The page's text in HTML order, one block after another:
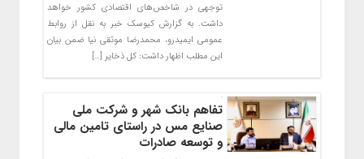
توجهی در شاخص‌های اقتصادی کشور خواهد
داشت. به گزارش کیوسک خبر به نقل از روابط
عمومی ایمیدرو، محمدرضا موثقی نیا ضمن بیان
این مطلب اظهار داشت: کل ذخایر […]
تفاهم بانک شهر و شرکت ملی
صنایع مس در راستای تامین مالی
و توسعه صادرات